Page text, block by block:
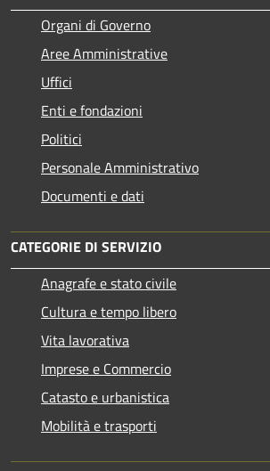
Organi di Governo
Aree Amministrative
Uffici
Enti e fondazioni
Politici
Personale Amministrativo
Documenti e dati
CATEGORIE DI SERVIZIO
Anagrafe e stato civile
Cultura e tempo libero
Vita lavorativa
Imprese e Commercio
Catasto e urbanistica
Mobilità e trasporti